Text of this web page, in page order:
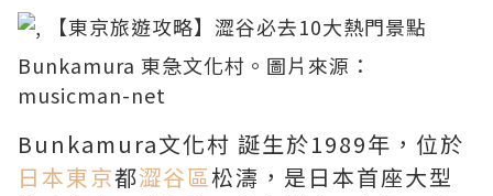
Bunkamura 東急文化村。圖片來源：
musicman-net
Bunkamura文化村 誕生於1989年，位於
日本東京都澀谷區松濤，是日本首座大型